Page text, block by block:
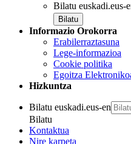
Bilatu euskadi.eus-
Informazio Orokorra
Erabilerraztasuna
Lege-informazioa
Cookie politika
Egoitza
Hizkuntza
Bilatu euskadi.eus-en
Bilatu
Kontaktua
Nire karpeta